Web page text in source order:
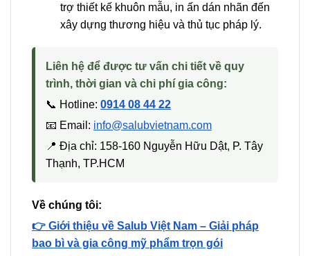
trợ thiết kế khuôn mẫu, in ấn dán nhãn đến
xây dựng thương hiệu và thủ tục pháp lý.
Liên hệ để được tư vấn chi tiết về quy
trình, thời gian và chi phí gia công:
📞 Hotline: 0914 08 44 22
📧 Email: info@salubvietnam.com
📍 Địa chỉ: 158-160 Nguyễn Hữu Dật, P. Tây
Thạnh, TP.HCM
Về chúng tôi:
👉 Giới thiệu về Salub Việt Nam – Giải pháp
bao bì và gia công mỹ phẩm trọn gói